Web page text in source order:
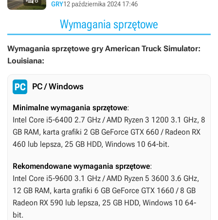
subtropikalnym klimatem
GRY12 października 2024 17:46
Wymagania sprzętowe
Wymagania sprzętowe gry American Truck Simulator:
Louisiana:
PC / Windows
Minimalne wymagania sprzętowe:
Intel Core i5-6400 2.7 GHz / AMD Ryzen 3 1200 3.1 GHz, 8
GB RAM, karta grafiki 2 GB GeForce GTX 660 / Radeon RX
460 lub lepsza, 25 GB HDD, Windows 10 64-bit.
Rekomendowane wymagania sprzętowe:
Intel Core i5-9600 3.1 GHz / AMD Ryzen 5 3600 3.6 GHz,
12 GB RAM, karta grafiki 6 GB GeForce GTX 1660 / 8 GB
Radeon RX 590 lub lepsza, 25 GB HDD, Windows 10 64-
bit.